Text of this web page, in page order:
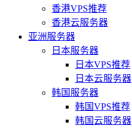
香港VPS推荐
香港云服务器
亚洲服务器
日本服务器
日本VPS推荐
日本云服务器
韩国服务器
韩国VPS推荐
韩国云服务器